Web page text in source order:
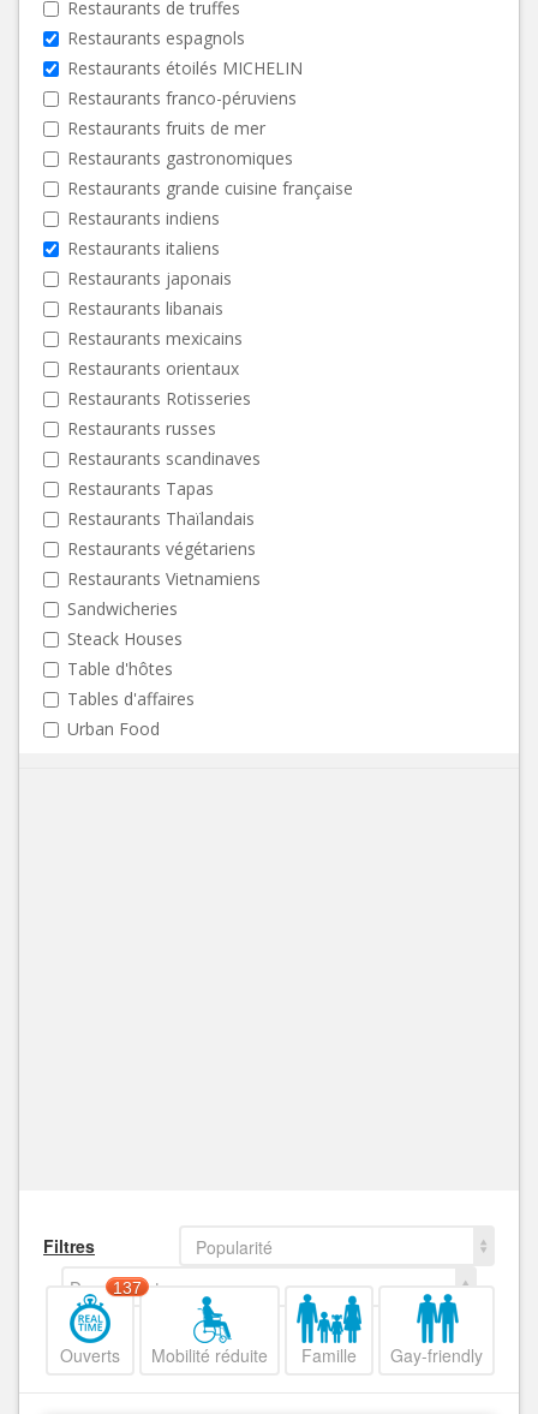
Restaurants de truffes
Restaurants espagnols
Restaurants étoilés MICHELIN
Restaurants franco-péruviens
Restaurants fruits de mer
Restaurants gastronomiques
Restaurants grande cuisine française
Restaurants indiens
Restaurants italiens
Restaurants japonais
Restaurants libanais
Restaurants mexicains
Restaurants orientaux
Restaurants Rotisseries
Restaurants russes
Restaurants scandinaves
Restaurants Tapas
Restaurants Thaïlandais
Restaurants végétariens
Restaurants Vietnamiens
Sandwicheries
Steack Houses
Table d'hôtes
Tables d'affaires
Urban Food
Filtres
Popularité
Decroissant
Ouverts
137
Mobilité réduite Famille Gay-friendly